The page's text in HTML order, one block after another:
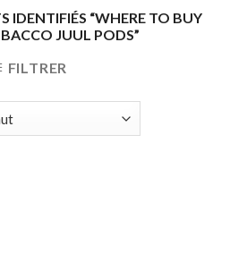
IDENTIFIÉS “WHERE TO BUY
JUUL PODS”
FILTRER